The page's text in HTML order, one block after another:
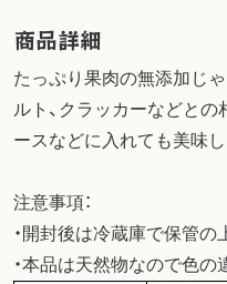
商品詳細
たっぷり果肉の無添加じ
ルト、クラッカーなどと
ースなどに入れても美味
注意事項：
・開封後は冷蔵庫で保管の
・本品は天然物なので色の